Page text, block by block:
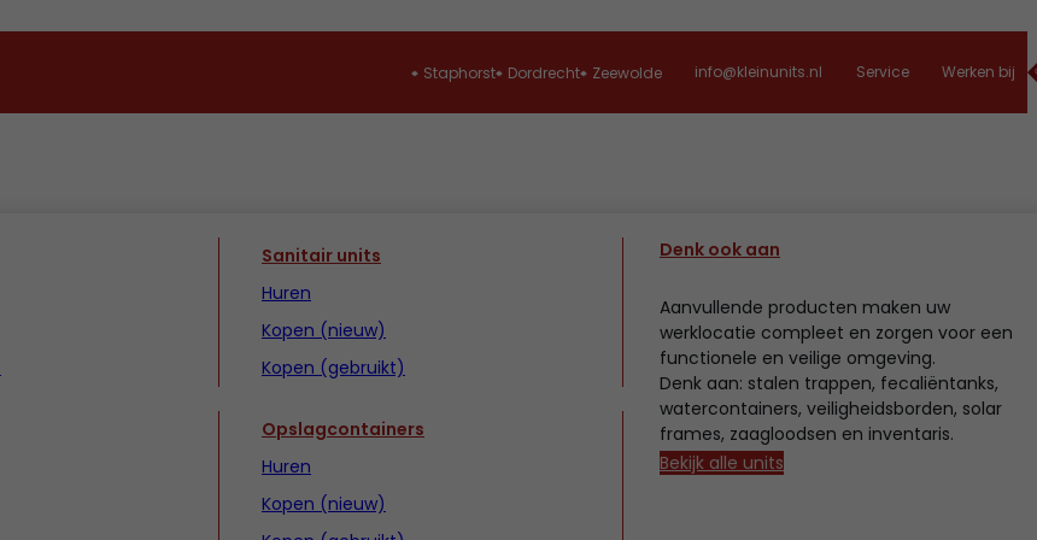
Staphorst Dordrecht Zeewolde info@kleinunits.nl Service Werken bij
Sanitair units
Huren
Kopen (nieuw)
Kopen (gebruikt)
Opslagcontainers
Huren
Kopen (nieuw)
Denk ook aan
Aanvullende producten maken uw
werklocatie compleet en zorgen voor een
functionele en veilige omgeving.
Denk aan: stalen trappen, fecaliëntanks,
watercontainers, veiligheidsborden, solar
frames, zaagloodsen en inventaris.
Bekijk alle units